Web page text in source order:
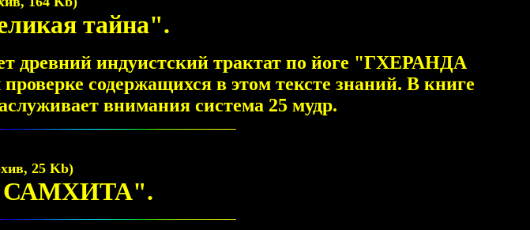
тайна".
древний индуистский трактат по йоге "ГХЕРАНДА
содержащихся в этом тексте знаний. В книге
внимания система 25 мудр.
25 Kb)
САМХИТА".